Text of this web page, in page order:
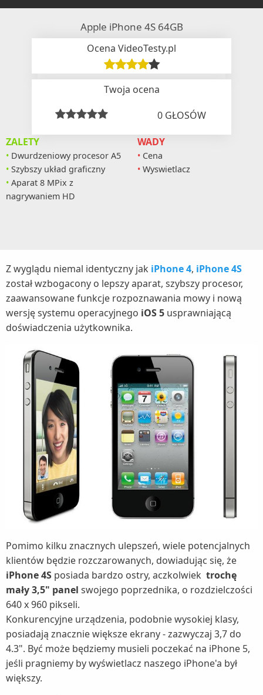
Apple iPhone 4S 64GB
Ocena VideoTesty.pl
Twoja ocena
0GŁOSÓW
ZALETY
Dwurdzeniowy procesor A5
Szybszy układ graficzny
Aparat 8 MPix z
nagrywaniem HD
WADY
Cena
Wyswietlacz
Z wyglądu niemal identyczny jak iPhone 4, iPhone 4S
został wzbogacony o lepszy aparat, szybszy procesor,
zaawansowane funkcje rozpoznawania mowy i nową
wersję systemu operacyjnego iOS 5 usprawniającą
doświadczenia użytkownika.
Pomimo kilku znacznych ulepszeń, wiele potencjalnych
klientów będzie rozczarowanych, dowiadując się, że
iPhone 4S posiada bardzo ostry, aczkolwiek trochę
mały 3,5" panel swojego poprzednika, o rozdzielczości
640 x 960 pikseli.
Konkurencyjne urządzenia, podobnie wysokiej klasy,
posiadają znacznie większe ekrany - zazwyczaj 3,7 do
4.3". Być może będziemy musieli poczekać na iPhone 5,
jeśli pragniemy by wyświetlacz naszego iPhone'a był
większy.